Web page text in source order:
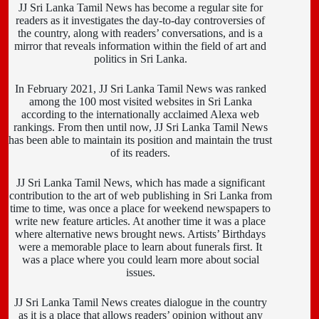
JJ Sri Lanka Tamil News has become a regular site for
readers as it investigates the day-to-day controversies of
the country, along with readers’ conversations, and is a
mirror that reveals information within the field of art and
politics in Sri Lanka.
In February 2021, JJ Sri Lanka Tamil News was ranked
among the 100 most visited websites in Sri Lanka
according to the internationally acclaimed Alexa web
rankings. From then until now, JJ Sri Lanka Tamil News
has been able to maintain its position and maintain the trust
of its readers.
JJ Sri Lanka Tamil News, which has made a significant
contribution to the art of web publishing in Sri Lanka from
time to time, was once a place for weekend newspapers to
write new feature articles. At another time it was a place
where alternative news brought news. Artists’ Birthdays
were a memorable place to learn about funerals first. It
was a place where you could learn more about social
issues.
JJ Sri Lanka Tamil News creates dialogue in the country
as it is a place that allows readers’ opinion without any